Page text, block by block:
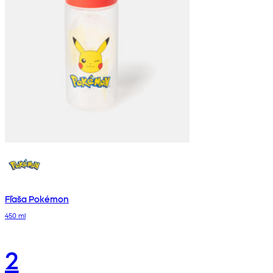
Fľaša Pokémon
450 ml
2